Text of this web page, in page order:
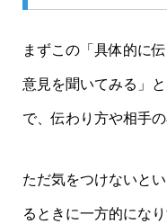
まずこの「具体的に
意見を聞いてみる」
で、伝わり方や相手
ただ気をつけないと
るときに一方的にな